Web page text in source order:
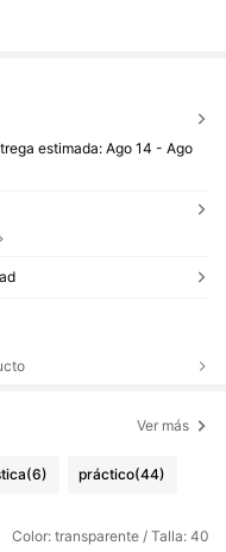
estimada:Ago 14 - Ago
Ver más
(6) práctico(44)
Color: transparente / Talla: 40